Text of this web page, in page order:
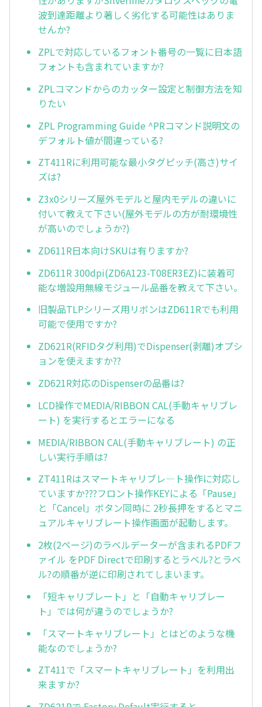
波到達距離より著しく劣化する可能性はありま
せんか?
ZPLで対応しているフォント番号の一覧に日本語
フォントも含まれていますか?
ZPLコマンドからのカッター設定と制御方法を知
りたい
ZPL Programming Guide ^PRコマンド説明文の
デフォルト値が間違っている?
ZT411Rに利用可能な最小タグピッチ(高さ)サイ
ズは?
Z3x0シリーズ屋外モデルと屋内モデルの違いに
付いて教えて下さい(屋外モデルの方が耐環境性
が高いのでしょうか?)
ZD611R日本向けSKUは有りますか?
ZD611R 300dpi(ZD6A123-T08ER3EZ)に装着可
能な増設用無線モジュール品番を教えて下さい。
旧製品TLPシリーズ用リボンはZD611Rでも利用
可能で使用ですか?
ZD621R(RFIDタグ利用)でDispenser(剥離)オプシ
ョンを使えますか??
ZD621R対応のDispenserの品番は?
LCD操作でMEDIA/RIBBON CAL(手動キャリブレ
ート) を実行するとエラーになる
MEDIA/RIBBON CAL(手動キャリブレート) の正
しい実行手順は?
ZT411Rはスマートキャリブレ—ト操作に対応し
ていますか???フロント操作KEYによる「Pause」
と「Cancel」ボタン同時に 2秒長押をするとマニ
ュアルキャリブレート操作画面が起動します。
2枚(2ページ)のラベルデーターが含まれるPDFフ
ァイル をPDF Directで印刷するとラベル?とラベ
ル?の順番が逆に印刷されてしまいます。
「短キャリブレート」と「自動キャリブレー
ト」では何が違うのでしょうか?
「スマートキャリブレート」とはどのような機
能なのでしょうか?
ZT411で「スマートキャリブレート」を利用出
来ますか?